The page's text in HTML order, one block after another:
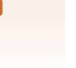
मिलना कठिन